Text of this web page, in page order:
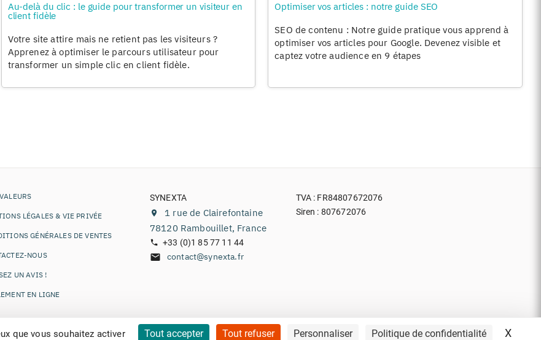
que vous souhaitez activer Tout accepter Tout refuser Personnaliser Politique de confidentialité X
Au-delà du clic : le guide pour transformer un visiteur en
client fidèle
Votre site attire mais ne retient pas les visiteurs ?
Apprenez à optimiser le parcours utilisateur pour
transformer un simple clic en client fidèle.
Optimiser vos articles : notre guide SEO
SEO de contenu : Notre guide pratique vous apprend à
optimiser vos articles pour Google. Devenez visible et
captez votre audience en 9 étapes
LÉGALES & VIE PRIVÉE
GÉNÉRALES DE VENTES
NOUS
UN AVIS !
EN LIGNE
SYNEXTA
1 rue de Clairefontaine
78120 Rambouillet, France
+33 (0)1 85 77 11 44
contact@synexta.fr
TVA : FR84807672076
Siren : 807672076